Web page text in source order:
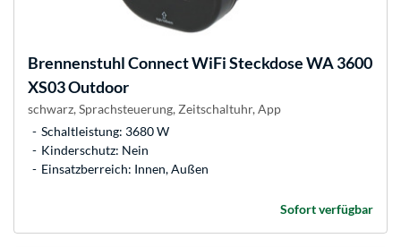
BrennenstuhlConnect WiFi Steckdose WA 3600
XS03 Outdoor
schwarz, Sprachsteuerung, Zeitschaltuhr, App
Schaltleistung: 3680 W
Kinderschutz: Nein
Einsatzberreich: Innen, Außen
Sofort verfügbar